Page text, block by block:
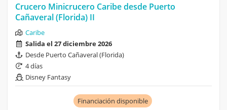
Crucero Minicrucero Caribe desde Puerto
Cañaveral (Florida) II
Caribe
Salida el 27 diciembre 2026
Desde Puerto Cañaveral (Florida)
4 días
Disney Fantasy
Financiación disponible